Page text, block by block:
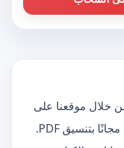
خلال موقعنا على
الإنترنت. كتابه بريق فى السحاب متاح مجانًا بتنسيق PDF.